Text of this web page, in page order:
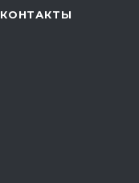
КОНТАКТЫ